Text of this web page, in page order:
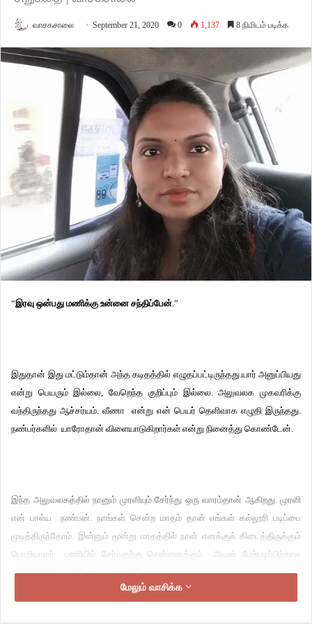
வாசகசாலை September 21, 2020 0 1,137 8 நிமிடம் படிக்க
“இரவு ஒன்பது மணிக்குஉன்னை சந்திப்பேன் .”
இதுதான் இது மட்டும்தான் அந்த கடிதத்தில் எழுதப்பட்டிருந்தது.யார் அனுப்பியது
என்று பெயரும் இல்லை, வேறெந்த குறிப்பும் இல்லை. அலுவலக முகவரிக்கு
வந்திருந்தது ஆச்சர்யம். வீணா என்று என் பெயர் தெளிவாக எழுதி இருந்தது.
நண்பர்களில் யாரோதான் விளையாடுகிறார்கள் என்று நினைத்து கொண்டேன்.
இந்த அலுவலகத்தில் நானும் முரளியும் சேர்ந்து ஒரு வாரம்தான் ஆகிறது. முரளி
என் பால்ய நண்பன். நாங்கள் சென்ற மாதம் தான் எங்கள் கல்லூரி படிப்பை
முடித்திருந்தோம். இன்னும் மூன்று மாதத்தில் நான் எனக்குக் கிடைத்திருக்கும்
பொறியாளர் பணியில் சேர்வதற்கு சென்னைக்கும் அவன் மேற்படிப்பிற்காக
கனடாவுக்கும் செல்ல இருக்கிறோம்.
மேலும் வாசிக்க